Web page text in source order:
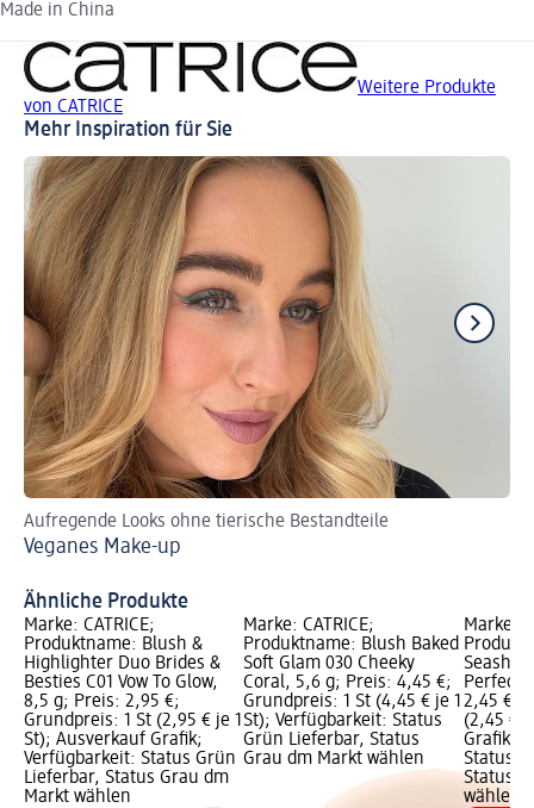
Made in China
Weitere Produkte
von CATRICE
Mehr Inspiration für Sie
Aufregende Looks ohne tierische Bestandteile
Veganes Make-up
Ähnliche Produkte
Marke: CATRICE;
Produktname: Blush &
Highlighter Duo Brides &
Besties C01 Vow To Glow,
8,5 g; Preis: 2,95 €;
Grundpreis: 1 St (2,95 € je 1
St); Ausverkauf Grafik;
Verfügbarkeit: Status Grün
Lieferbar, Status Grau dm
Markt wählen
Marke: CATRICE;
Produktname: Blush Baked
Soft Glam 030 Cheeky
Coral, 5,6 g; Preis: 4,45 €;
Grundpreis: 1 St (4,45 € je 1
St); Verfügbarkeit: Status
Grün Lieferbar, Status
Grau dm Markt wählen
Marke:
Perfect,
2,45 €;
(2,45 €
Grafik;
Status
Status
wählen